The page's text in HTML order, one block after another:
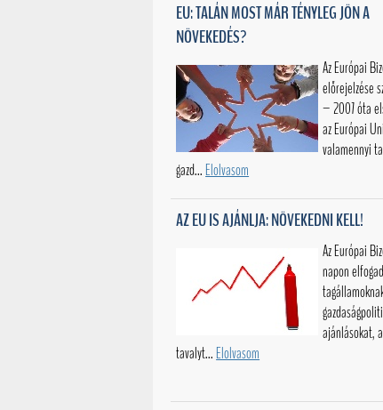
EU: TALÁN MOST MÁR TÉNYLEG JÖN A
NÖVEKEDÉS?
Az Európai
előrejelzése
– 2007 óta
az Európai
valamennyi
gazd... Elolvasom
AZ EU IS AJÁNLJA: NÖVEKEDNI KELL!
Az Európai
napon
ajánlásokat,
tavalyt... Elolvasom